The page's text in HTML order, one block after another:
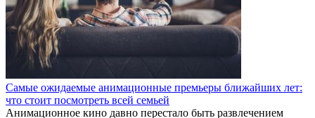
Самые ожидаемые анимационные премьеры ближайших лет:
что стоит посмотреть всей семьей
Анимационное кино давно перестало быть развлечением